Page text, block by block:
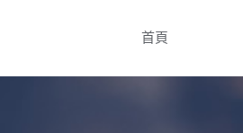
首頁